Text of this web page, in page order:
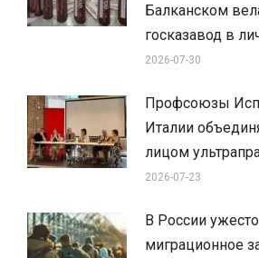
Балканском
госказавод в
2026-07-30
Профсоюзы
Италии
лицом
2026-07-23
В России
миграционное